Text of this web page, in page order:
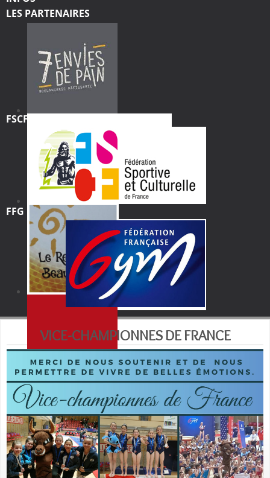
LES PARTENAIRES
FSCF
FFG
VICE-CHAMPIONNES DE FRANCE